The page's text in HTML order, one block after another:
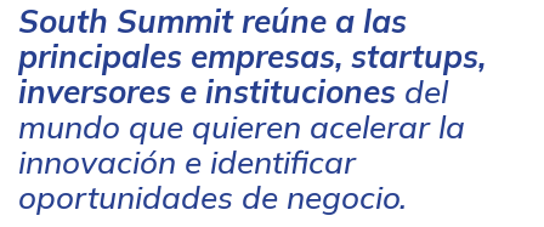
South Summit reúne a las
principales empresas, startups,
inversores e instituciones del
mundo que quieren acelerar la
innovación e identificar
oportunidades de negocio.